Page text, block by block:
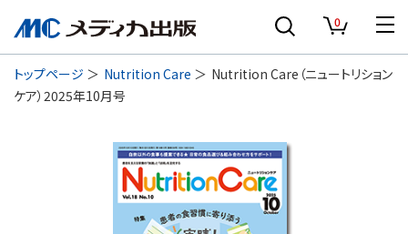
0
トップページ Nutrition Care
Nutrition Care（ニュートリション
ケア）2025年10月号